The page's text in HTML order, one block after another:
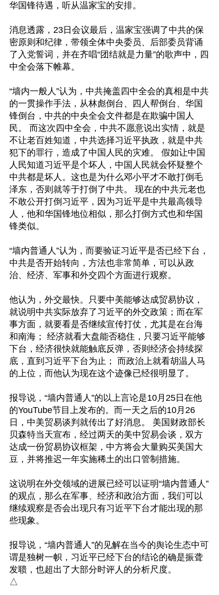
华国锋待遇，听从温家宝的安排。
消息透露，23日会议最后，温家宝强调了中共的保
密原则和纪律，带领全体中央委员、后部委员背诵
了入党誓词，并在齐唱“团结就是力量”的歌声中，四
中全会落下帷幕。
“墙内一般人”认为，中共掩盖四中全会的真相是中共
的一贯操作手法，从林彪倒台、四人帮倒台、华国
锋倒台，中共的中央全会文件都是在欺骗中国人
民。 而这次四中全会，中共不愿意说出实情，就是
不让老百姓知道，中共选择习近平执政，就是中共
犯下的罪行，造成了中国人民的灾难。 假如让中国
人民知道习近平是个坏人，中国人民就会怀疑整个
中共都是坏人。这也是为什么邓小平才不敢打倒毛
泽东，否则就等于打倒了中共。 现在的中共元老也
不敢公开打倒习近平，因为习近平是中共最高领导
人，他和华国锋地位相似，那么打倒方式也和华国
锋类似。
“墙内普通人”认为，而要验证习近平是否已经下台，
中共是否开始转向，方法也非常简单，可以从政
治、经济、军事和外交四个方面进行观察。
他认为，外交最快。只要中美能够达成贸易协议，
就说明中共实际放弃了习近平的外交政策；而在军
事方面，就要看是否继续宣传打仗，尤其是在台海
和南海； 经济就看大盘能否稳住，只要习近平能够
下台，经济很快就能触底反弹，否则经济会持续探
底，直到习近平下台为止； 而政治上就看胡温人马
的上位，而他认为现在这个迹像已经很明显了。
报导说，“墙内普通人”的以上言论是10月25日在他
的YouTube节目上发布的。而一天之后的10月26
日，中美贸易谈判就传出了好消息。 美国财政部长
贝森特当天宣布，经过两天的美中贸易会谈，双方
达成一份贸易协议框架，中方将会大量购买美国大
豆，并将推迟一年实施稀土的出口管制措施。
这说明在外交领域的进展已经可以证明“墙内普通人”
的观点，那么在军事、经济和政治方面，我们可以
继续观察是否会出现只有习近平下台才能出现的那
些现象。
报导说，“墙内普通人”的见解在当今的舆论生态中可
谓是独树一帜，习近平已经下台的结论的确是振聋
发聩，也超出了大部分时评人的分析尺度。